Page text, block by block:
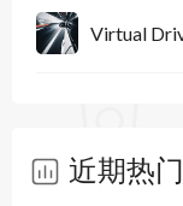
近期热门